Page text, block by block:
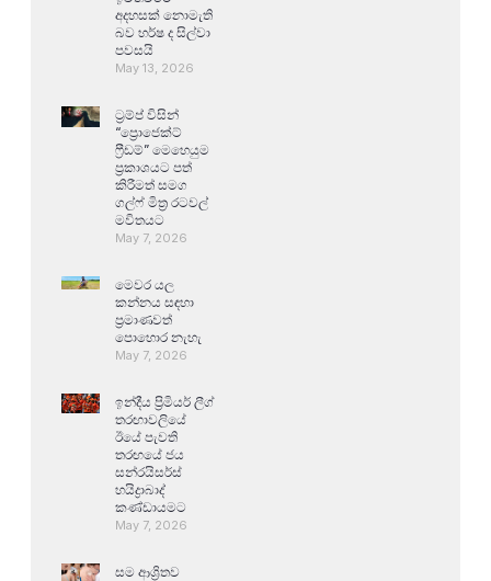
අදහසක් නොමැති
බව හර්ෂ ද සිල්වා
පවසයි
May 13, 2026
ට්‍රම්ප් විසින්
“ප්‍රොජෙක්ට්
ෆ්‍රීඩම්” මෙහෙයුම
ප්‍රකාශයට පත්
කිරීමත් සමග
ගල්ෆ් මිත්‍ර රටවල්
මවිතයට
May 7, 2026
මෙවර යල
කන්නය සඳහා
ප්‍රමාණවත්
පොහොර නැහැ
May 7, 2026
ඉන්දීය ප්‍රිමියර් ලීග්
තරඟාවලියේ
ඊයේ පැවති
තරඟයේ ජය
සන්රයිසර්ස්
හයිද්‍රාබාද්
කණ්ඩායමට
May 7, 2026
සම ආශ්‍රිතව